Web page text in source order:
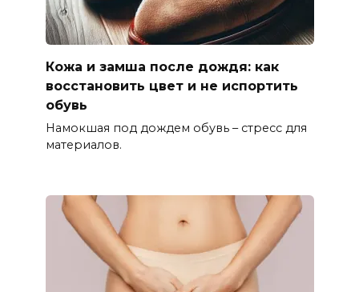
Кожа и замша после дождя: как
восстановить цвет и не испортить
обувь
Намокшая под дождем обувь – стресс для
материалов.